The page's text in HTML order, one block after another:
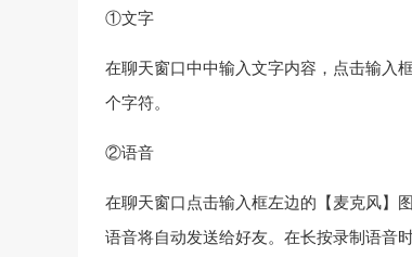
①文字
在聊天窗口中中输入文字内容，点击输入
个字符。
②语音
在聊天窗口点击输入框左边的【麦克风】
语音将自动发送给好友。在长按录制语音